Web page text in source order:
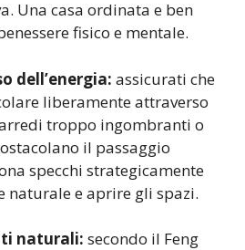
Una casa ordinata e ben
fisico e mentale.
dell’energia: assicurati che
liberamente attraverso
troppo ingombranti o
il passaggio
specchi strategicamente
naturale e aprire gli spazi.
naturali: secondo il Feng